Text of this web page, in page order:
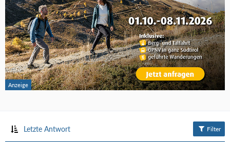
Letzte Antwort Filter